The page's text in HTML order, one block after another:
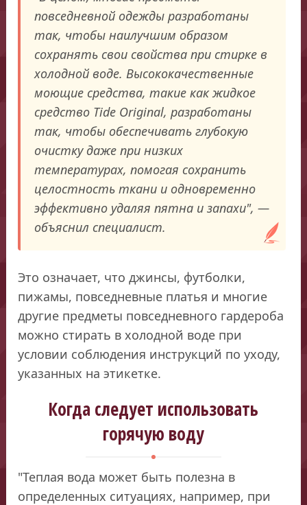
повседневной одежды разработаны
так, чтобы наилучшим образом
сохранять свои свойства при стирке в
холодной воде. Высококачественные
моющие средства, такие как жидкое
средство Tide Original, разработаны
так, чтобы обеспечивать глубокую
очистку даже при низких
температурах, помогая сохранить
целостность ткани и одновременно
эффективно удаляя пятна и запахи", —
объяснил специалист.
Это означает, что джинсы, футболки,
пижамы, повседневные платья и многие
другие предметы повседневного гардероба
можно стирать в холодной воде при
условии соблюдения инструкций по уходу,
указанных на этикетке.
Когда следует использовать
горячую воду
"Теплая вода может быть полезна в
определенных ситуациях, например, при